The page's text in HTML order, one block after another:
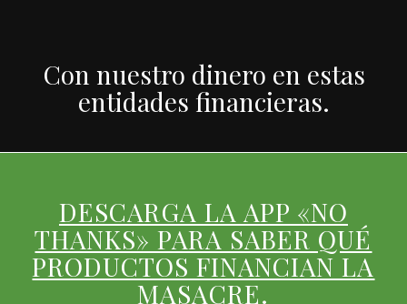
Con nuestro dinero en estas
entidades financieras.
DESCARGA LA APP «NO
THANKS» PARA SABER QUÉ
PRODUCTOS FINANCIAN LA
MASACRE.